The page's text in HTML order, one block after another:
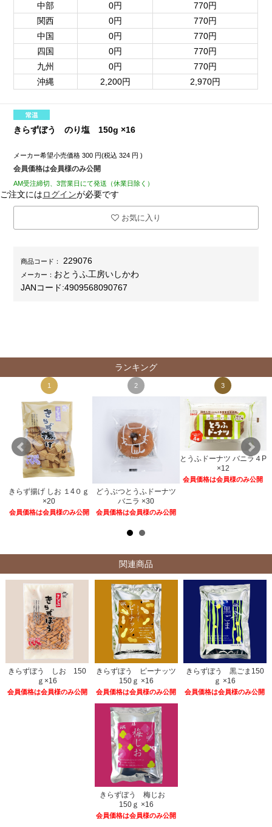
中部
0円
770円
関西
0円
770円
中国
0円
770円
四国
0円
770円
九州
0円
770円
沖縄
2,200円 2,970円
きらずぼう のり塩 150g ×16
メーカー希望小売価格 300 円(税込324 円 )
会員価格は会員様のみ公開
AM受注締切、3営業日にて発送（休業日除く）
ご注文にはログインが必要です
お気に入り
商品コード： 229076
メーカー： おとうふ工房いしかわ
JANコード:4909568090767
ランキング
1
きらず揚げ しお １4０ｇ
×20
会員価格は会員様のみ公開
2
どうぶつとうふドーナツ
バニラ ×30
会員価格は会員様のみ公開
3
とうふドーナツ バニラ４P
×12
会員価格は会員様のみ公開
関連商品
きらずぼう しお 150
ｇ×16
会員価格は会員様のみ公開
きらずぼう ピーナッツ
150ｇ ×16
会員価格は会員様のみ公開
きらずぼう 黒ごま150
ｇ ×16
会員価格は会員様のみ公開
きらずぼう 梅じお
150ｇ ×16
会員価格は会員様のみ公開